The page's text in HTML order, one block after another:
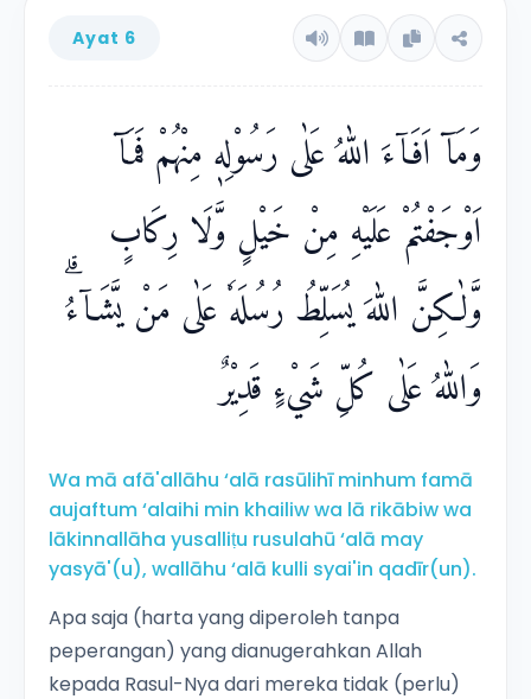
Ayat 6
وَمَآ اَفَاۤءَ اللّٰهُ عَلٰى رَسُوْلِهٖ مِنْهُمْ فَمَآ
اَوْجَفْتُمْ عَلَيْهِ مِنْ خَيْلٍ وَّلَا رِكَابٍ
وَّلٰكِنَّ اللّٰهَ يُسَلِّطُ رُسُلَهٗ عَلٰى مَنْ يَّشَاۤءُۗ
وَاللّٰهُ عَلٰى كُلِّ شَيْءٍ قَدِيْرٌ
Wa mā afā'allāhu ‘alā rasūlihī minhum famā
aujaftum ‘alaihi min khailiw wa lā rikābiw wa
lākinnallāha yusalliṭu rusulahū ‘alā may
yasyā'(u), wallāhu ‘alā kulli syai'in qadīr(un).
Apa saja (harta yang diperoleh tanpa
peperangan) yang dianugerahkan Allah
kepada Rasul-Nya dari mereka tidak (perlu)